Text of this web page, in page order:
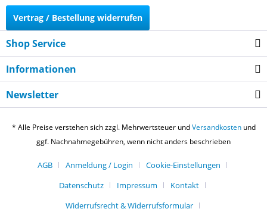
Vertrag / Bestellung widerrufen
Shop Service
Informationen
Newsletter
* Alle Preise verstehen sich zzgl. Mehrwertsteuer undVersandkostenund
ggf. Nachnahmegebühren, wenn nicht anders beschrieben
AGB Anmeldung / Login
Cookie-Einstellungen
Datenschutz
Impressum
Kontakt
Widerrufsrecht & Widerrufsformular